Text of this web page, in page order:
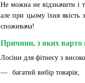
Не можна не відзначити і
але при цьому їхня якість
споживача!
Причини, з яких варто
Лосіни для фітнесу з
багатий вибір товарів;